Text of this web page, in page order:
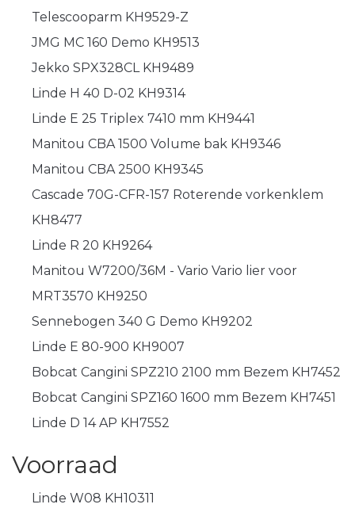
Telescooparm KH9529-Z
JMG MC 160 Demo KH9513
Jekko SPX328CL KH9489
Linde H 40 D-02 KH9314
Linde E 25 Triplex 7410 mm KH9441
Manitou CBA 1500 Volume bak KH9346
Manitou CBA 2500 KH9345
Cascade 70G-CFR-157 Roterende vorkenklem
KH8477
Linde R 20 KH9264
Manitou W7200/36M - Vario Vario lier voor
MRT3570 KH9250
Sennebogen 340 G Demo KH9202
Linde E 80-900 KH9007
Bobcat Cangini SPZ210 2100 mm Bezem KH7452
Bobcat Cangini SPZ160 1600 mm Bezem KH7451
Linde D 14 AP KH7552
Voorraad
Linde W08 KH10311